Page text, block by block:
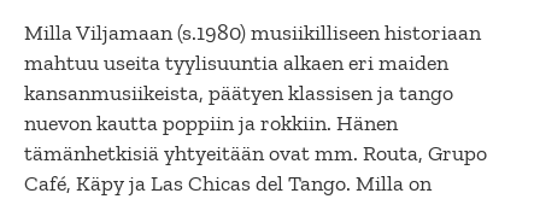
Milla Viljamaan (s.1980) musiikilliseen historiaan
mahtuu useita tyylisuuntia alkaen eri maiden
kansanmusiikeista, päätyen klassisen ja tango
nuevon kautta poppiin ja rokkiin. Hänen
tämänhetkisiä yhtyeitään ovat mm. Routa, Grupo
Café, Käpy ja Las Chicas del Tango. Milla on